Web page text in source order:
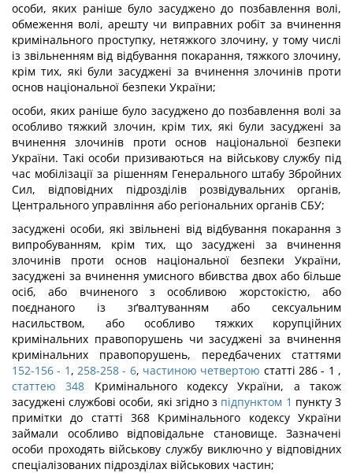
особи, яких раніше було засуджено до позбавлення волі,
обмеження волі, арешту чи виправних робіт за вчинення
кримінального проступку, нетяжкого злочину, у тому числі
із звільненням від відбування покарання, тяжкого злочину,
крім тих, які були засуджені за вчинення злочинів проти
основ національної безпеки України;
особи, яких раніше було засуджено до позбавлення волі за
особливо тяжкий злочин, крім тих, які були засуджені за
вчинення злочинів проти основ національної безпеки
України. Такі особи призиваються на військову службу під
час мобілізації за рішенням Генерального штабу Збройних
Сил, відповідних підрозділів розвідувальних органів,
Центрального управління або регіональних органів СБУ;
засуджені особи, які звільнені від відбування покарання з
випробуванням, крім тих, що засуджені за вчинення
злочинів проти основ національної безпеки України,
засуджені за вчинення умисного вбивства двох або більше
осіб, або вчиненого з особливою жорстокістю, або
поєднаного із зґвалтуванням або сексуальним
насильством, або особливо тяжких корупційних
кримінальних правопорушень чи засуджені за вчинення
кримінальних правопорушень, передбачених статтями
152-156 - 1 ,258-258 - 6, частиною четвертою статті 286 - 1 ,
статтею 348 Кримінального кодексу України, а також
засуджені службові особи, які згідно з підпунктом 1 пункту 3
примітки до статті 368 Кримінального кодексу України
займали особливо відповідальне становище. Зазначені
особи проходять військову службу виключно у відповідних
спеціалізованих підрозділах військових частин;